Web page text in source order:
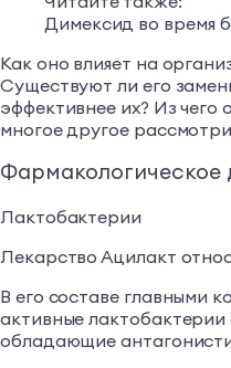
Димексид во время
Как оно влияет на
Существуют ли его
эффективнее их? Из чего
многое другое
Фармакологическое
Лактобактерии
Лекарство Ацилакт
В его составе главными
активные
обладающие